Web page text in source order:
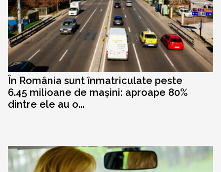
În România sunt înmatriculate peste
6.45 milioane de mașini: aproape 80%
dintre ele au o...